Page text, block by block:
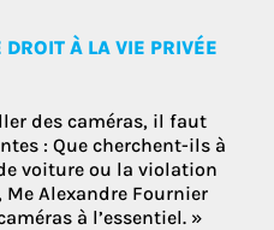
À LA VIE PRIVÉE
des caméras, il faut
: Que cherchent-ils à
voiture ou la violation
Me Alexandre Fournier
à l’essentiel. »